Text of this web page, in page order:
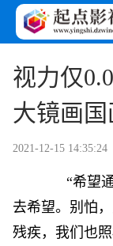
视力仅
大镜画
2021-12-15 14:35:24
“希望通
去希望。别怕
残疾，我们也